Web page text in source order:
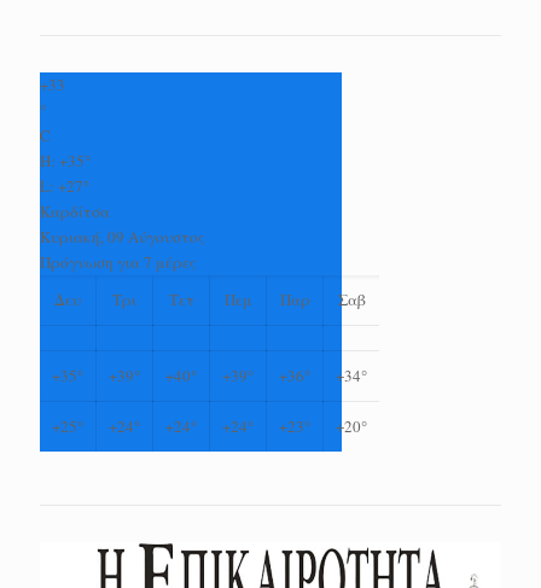
+33
°
C
H: +35°
L: +27°
Καρδίτσα
Κυριακή, 09 Αύγουστος
Πρόγνωση για 7 μέρες
Δευ
Τρι Τετ Πεμ Παρ Σαβ
+35° +39° +40° +39° +36° +34°
+25° +24° +24° +24° +23° +20°